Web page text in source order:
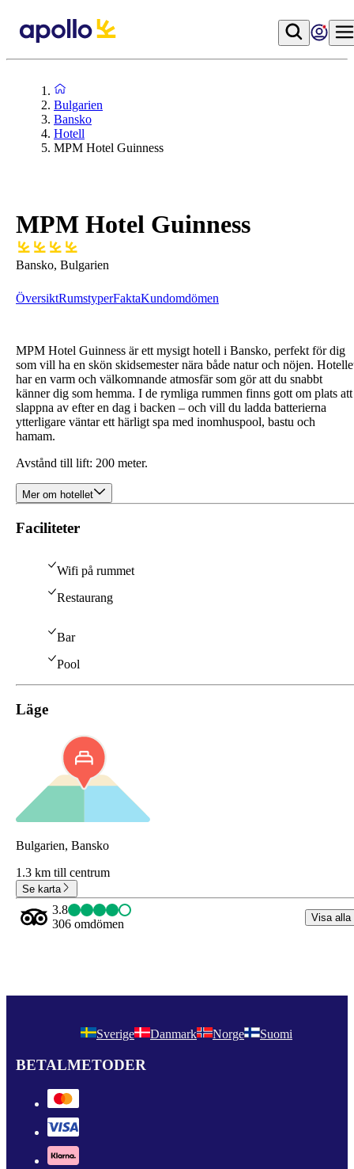
Bulgarien
Bansko
Hotell
MPM Hotel Guinness
MPM Hotel Guinness
Bansko, Bulgarien
ÖversiktRumstyperFaktaKundomdömen
MPM Hotel Guinness är ett mysigt hotell i Bansko, perfekt för dig
som vill ha en skön skidsemester nära både natur och nöjen.
har en varm och välkomnande atmosfär som gör att du snabbt
känner dig som hemma. I de rymliga rummen finns gott om plats att
slappna av efter en dag i backen – och vill du ladda batterierna
ytterligare väntar ett härligt spa med inomhuspool, bastu och
hamam.
Avstånd till lift: 200 meter.
Mer om hotellet
Faciliteter
Wifi på rummet
Restaurang
Bar
Pool
Läge
Bulgarien, Bansko
1.3 km till centrum
Se karta
3.8
306 omdömen
Visa alla
Sverige Danmark Norge Suomi
BETALMETODER